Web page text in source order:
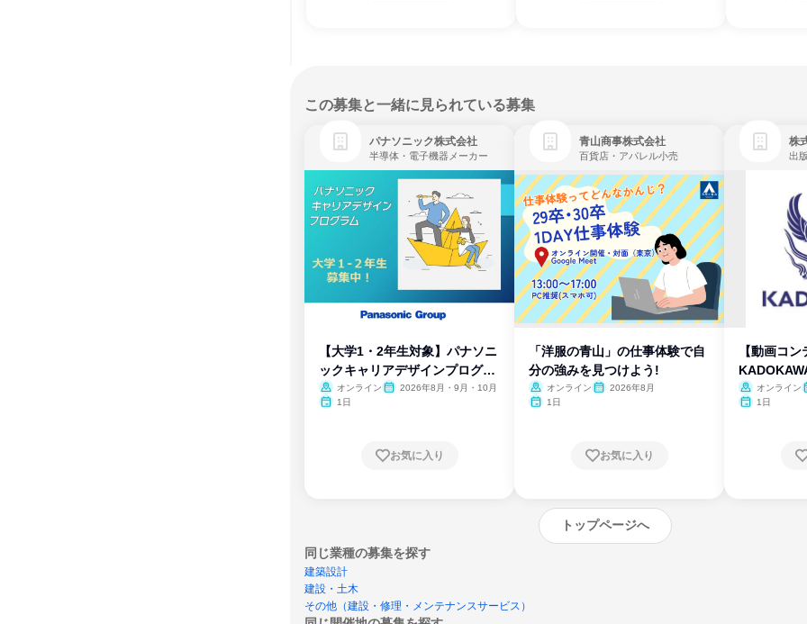
この募集と一緒に見られている募集
パナソニック株式会社
半導体・電子機器メーカー
【大学1・2年生対象】パナソニ
ックキャリアデザインプログラ
ム
オンライン
2026年8月・9月・10月
1日
お気に入り
青山商事株式会社
百貨店・アパレル小売
「洋服の青山」の仕事体験で自
分の強みを見つけよう!
オンライン
2026年8月
1日
お気に入り
株
出
【動画コン
オンライン
1日
トップページへ
同じ業種の募集を探す
建築設計
建設・土木
その他（建設・修理・メンテナンスサービス）